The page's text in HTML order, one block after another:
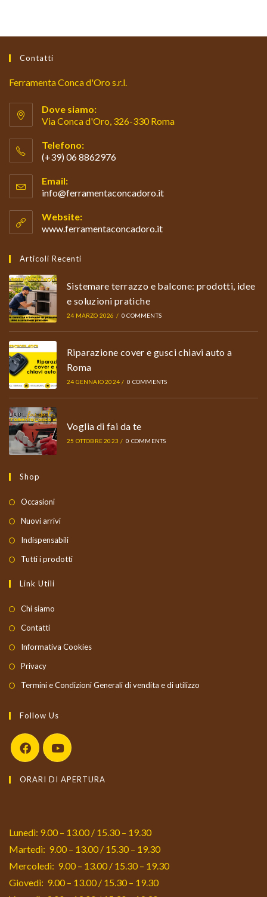
Contatti
Ferramenta Conca d'Oro s.r.l.
Dove siamo:
Via Conca d'Oro, 326-330 Roma
Telefono:
(+39) 06 8862976
in
your
application
Email:
info@ferramentaconcadoro.itOpens
Website:
www.ferramentaconcadoro.it
Articoli Recenti
Sistemare terrazzo e balcone: prodotti, idee
e soluzioni pratiche
24 MARZO 2026 / 0 COMMENTS
Riparazione cover e gusci chiavi auto a
Roma
24 GENNAIO 2024 / 0 COMMENTS
Voglia di fai da te
25 OTTOBRE 2023 / 0 COMMENTS
Shop
Occasioni
Nuovi arrivi
Indispensabili
Tutti i prodotti
Link Utili
Chi siamo
Contatti
Informativa Cookies
Privacy
Termini e Condizioni Generali di vendita e di utilizzo
Follow Us
in
tab
in
tab
ORARI DI APERTURA
Lunedì: 9.00 – 13.00 / 15.30 – 19.30
Martedì: 9.00 – 13.00 / 15.30 – 19.30
Mercoledì: 9.00 – 13.00 / 15.30 – 19.30
Giovedì: 9.00 – 13.00 / 15.30 – 19.30